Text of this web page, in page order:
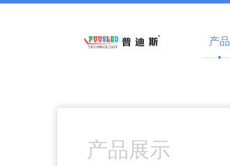
产品
产品展示